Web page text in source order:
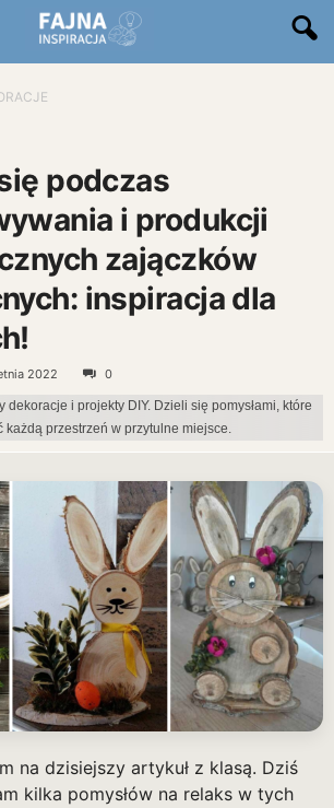
podczas
i produkcji
zajączków
inspiracja dla
2022 0
dekoracje i projekty DIY. Dzieli się pomysłami, które
każdą przestrzeń w przytulne miejsce.
na dzisiejszy artykuł z klasą. Dziś
kilka pomysłów na relaks w tych